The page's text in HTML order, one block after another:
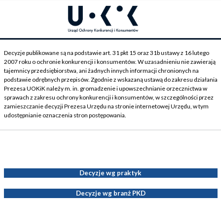
Decyzje publikowane są na podstawie art. 31 pkt 15 oraz 31b ustawy z 16 lutego
2007 roku o ochronie konkurencji i konsumentów. W uzasadnieniu nie zawierają
tajemnicy przedsiębiorstwa, ani żadnych innych informacji chronionych na
podstawie odrębnych przepisów. Zgodnie z wskazaną ustawą do zakresu działania
Prezesa UOKiK należy m. in. gromadzenie i upowszechnianie orzecznictwa w
sprawach z zakresu ochrony konkurencji i konsumentów, w szczególności przez
zamieszczanie decyzji Prezesa Urzędu na stronie internetowej Urzędu, w tym
udostępnianie oznaczenia stron postępowania.
Decyzje wg praktyk
Decyzje wg branż PKD